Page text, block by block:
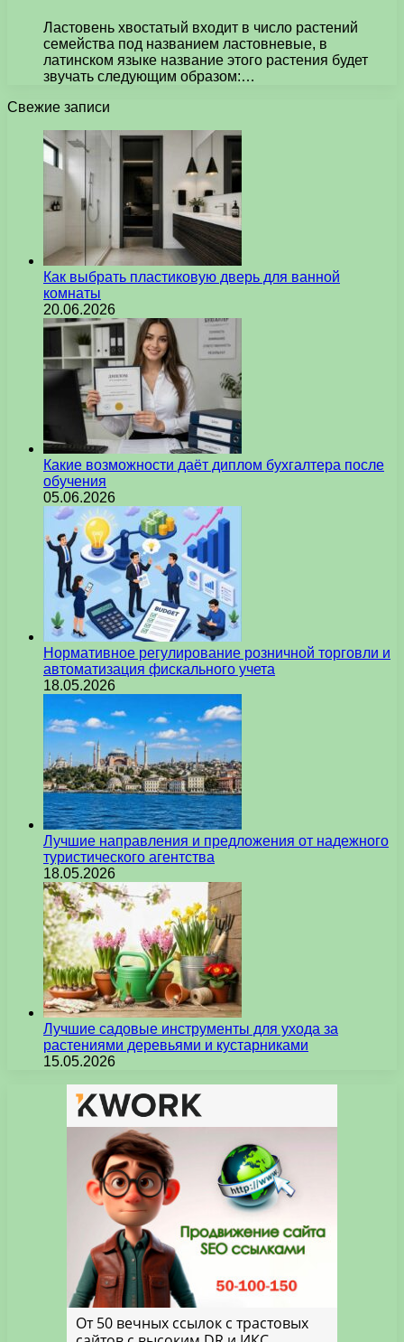
Ластовень хвостатый входит в число растений
семейства под названием ластовневые, в
латинском языке название этого растения будет
звучать следующим образом:…
Свежие записи
Как выбрать пластиковую дверь для ванной
комнаты
20.06.2026
Какие возможности даёт диплом бухгалтера после
обучения
05.06.2026
Нормативное регулирование розничной торговли и
автоматизация фискального учета
18.05.2026
Лучшие направления и предложения от надежного
туристического агентства
18.05.2026
Лучшие садовые инструменты для ухода за
растениями деревьями и кустарниками
15.05.2026